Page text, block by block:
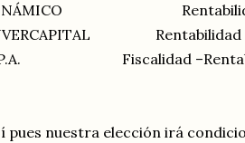
Fiscalidad
pues nuestra elección irá